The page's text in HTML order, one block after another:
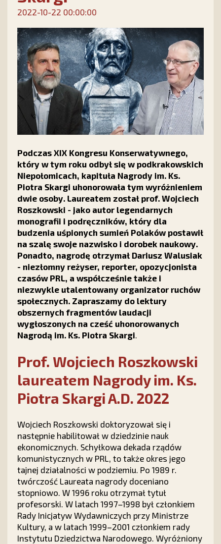
2022-10-22 00:00:00
Podczas XIX Kongresu Konserwatywnego,
który w tym roku odbył się w podkrakowskich
Niepołomicach, kapituła Nagrody im. Ks.
Piotra Skargi uhonorowała tym wyróżnieniem
dwie osoby. Laureatem został prof. Wojciech
Roszkowski - jako autor legendarnych
monografii i podręczników, który dla
budzenia uśpionych sumień Polaków postawił
na szalę swoje nazwisko i dorobek naukowy.
Ponadto, nagrodę otrzymał Dariusz Walusiak
- niezłomny reżyser, reporter, opozycjonista
czasów PRL, a współcześnie także i
niezwykle utalentowany organizator ruchów
społecznych. Zapraszamy do lektury
obszernych fragmentów laudacji
wygłoszonych na cześć uhonorowanych
Nagrodą im. Ks. Piotra Skargi.
Prof. Wojciech Roszkowski
laureatem Nagrody im. Ks.
Piotra Skargi A.D. 2022
Wojciech Roszkowski doktoryzował się i
następnie habilitował w dziedzinie nauk
ekonomicznych. Schyłkowa dekada rządów
komunistycznych w PRL, to także okres jego
tajnej działalności w podziemiu. Po 1989 r.
twórczość Laureata nagrody doceniano
stopniowo. W 1996 roku otrzymał tytuł
profesorski. W latach 1997–1998 był członkiem
Rady Inicjatyw Wydawniczych przy Ministrze
Kultury, a w latach 1999–2001 członkiem rady
Instytutu Dziedzictwa Narodowego. Wyróżniony